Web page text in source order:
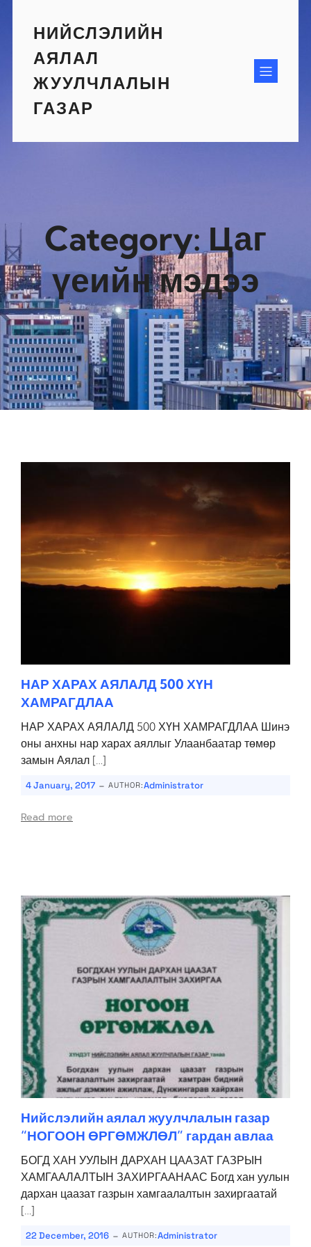
contentНИЙСЛЭЛИЙН
АЯЛАЛ
ЖУУЛЧЛАЛЫН
ГАЗАР
Category: Цаг
үеийн мэдээ
НАР ХАРАХ АЯЛАЛД 500 ХҮН
ХАМРАГДЛАА
НАР ХАРАХ АЯЛАЛД 500 ХҮН ХАМРАГДЛАА Шинэ
оны анхны нар харах аяллыг Улаанбаатар төмөр
замын Аялал […]
4 January, 2017 - AUTHOR:Administrator
Read more
Нийслэлийн аялал жуулчлалын газар
“НОГООН ӨРГӨМЖЛӨЛ” гардан авлаа
БОГД ХАН УУЛЫН ДАРХАН ЦААЗАТ ГАЗРЫН
ХАМГААЛАЛТЫН ЗАХИРГААНААС Богд хан уулын
дархан цаазат газрын хамгаалалтын захиргаатай
[…]
22 December, 2016 - AUTHOR:Administrator